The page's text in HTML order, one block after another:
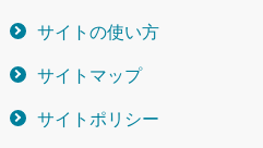
サイトの使い方
サイトマップ
サイトポリシー